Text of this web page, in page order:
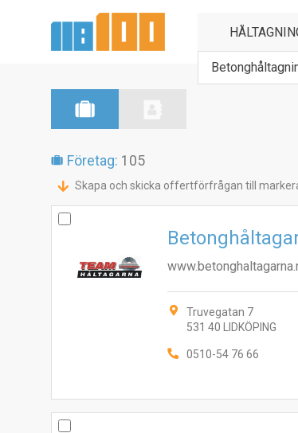
Företag: 105
Skapa och skicka offertförfrågan till
Truvegatan 7
531 40 LIDKÖPING
0510-54 76 66